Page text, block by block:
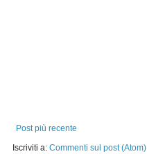
Post più recente
Iscriviti a: Commenti sul post (Atom)